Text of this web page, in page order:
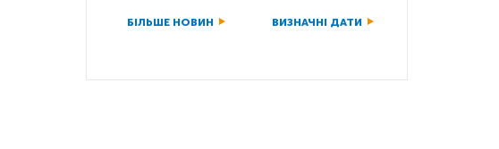
БІЛЬШЕ НОВИН ВИЗНАЧНІ ДАТИ